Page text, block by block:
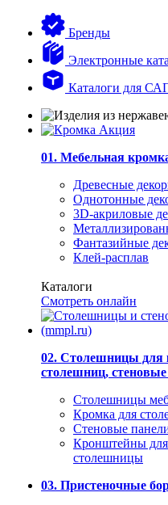
Бренды
Электронные
Каталоги для
01. Мебельная
Древесные
Однотонные
3D-акриловые
Фантазийные
Клей-расплав
Каталоги
Смотреть онлайн
02. Столешницы для
столешниц,
Столешницы
Кромка для
Стеновые
Кронштейны
столешницы
03. Пристеночные